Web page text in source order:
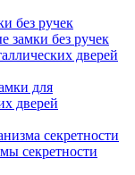
без ручек
замки без ручек
дверей
для
дверей
секретности
секретности